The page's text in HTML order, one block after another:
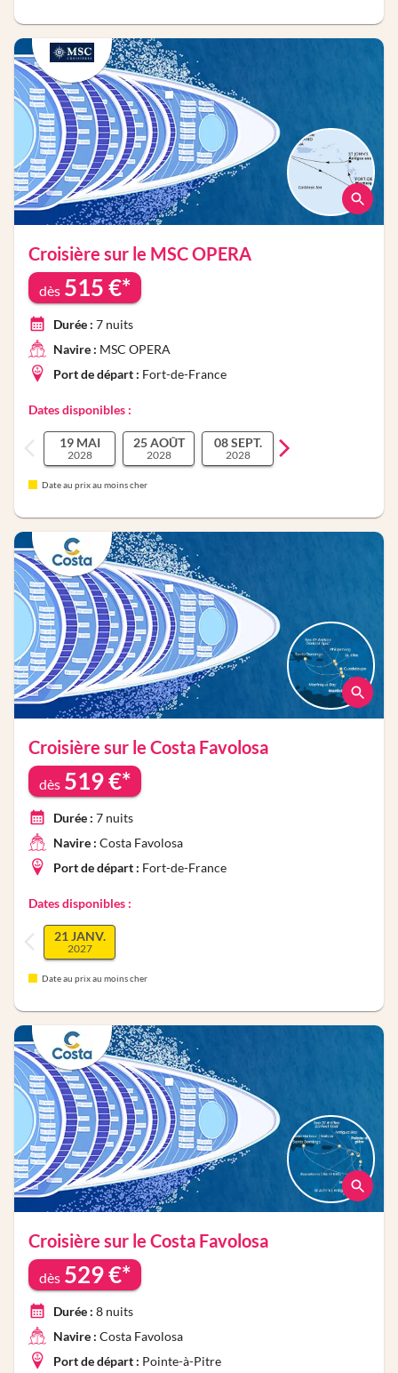
Croisière sur le MSC OPERA
dès 515 €*
Durée : 7 nuits
Navire : MSC OPERA
Port de départ : Fort-de-France
Dates disponibles :
19 MAI
2028
25 AOÛT
2028
08 SEPT.
2028
Date au prix au moins cher
Croisière sur le Costa Favolosa
dès 519€*
Durée : 7 nuits
Navire : Costa Favolosa
Port de départ : Fort-de-France
Dates disponibles :
21 JANV.
2027
Date au prix au moins cher
Croisière sur le Costa Favolosa
dès 529€*
Durée : 8 nuits
Navire : Costa Favolosa
Port de départ : Pointe-à-Pitre